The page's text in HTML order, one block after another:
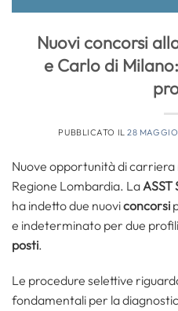
Nuovi concorsi
e Carlo di
PUBBLICATO IL28
Nuove opportunità di carriera
Regione Lombardia. La ASST
ha indetto due nuoviconcorsi
e indeterminato per due
posti.
Le procedure selettive
fondamentali per la